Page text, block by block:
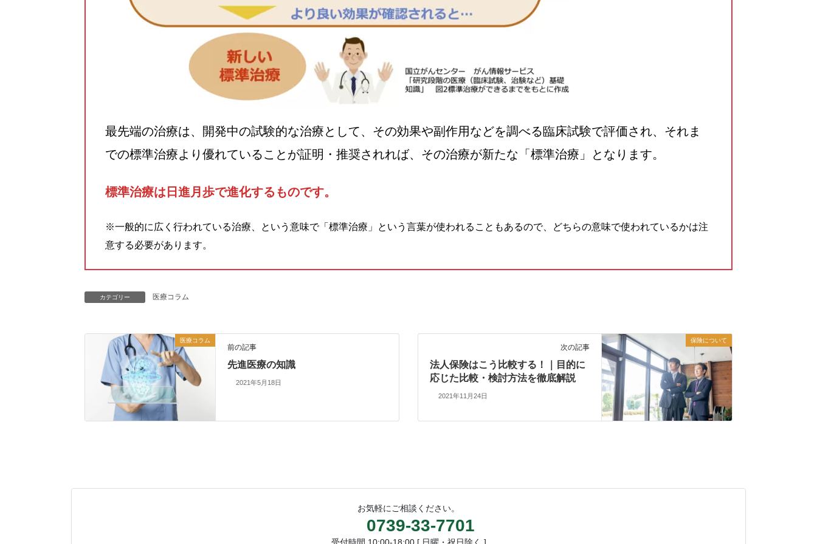
最先端の治療は、開発中の試験的な治療として、その効果や副作用などを調べる臨床試験で評価され、それま
での標準治療より優れていることが証明・推奨されれば、その治療が新たな「標準治療」となります。
標準治療は日進月歩で進化するものです。
※一般的に広く行われている治療、という意味で「標準治療」という言葉が使われることもあるので、どちらの意味で使われているかは注
意する必要があります。
カテゴリー 医療コラム
医療コラム
前の記事
先進医療の知識
2021年5月18日
保険について
次の記事
法人保険はこう比較する！｜目的に
応じた比較・検討方法を徹底解説
2021年11月24日
お気軽にご相談ください。
0739-33-7701